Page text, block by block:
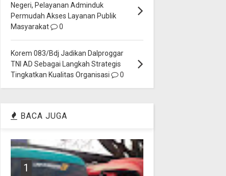
Negeri, Pelayanan Adminduk
Permudah Akses Layanan Publik
Masyarakat
0
Korem 083/Bdj Jadikan Dalproggar
TNI AD Sebagai Langkah Strategis
Tingkatkan Kualitas Organisasi
0
BACA JUGA
1